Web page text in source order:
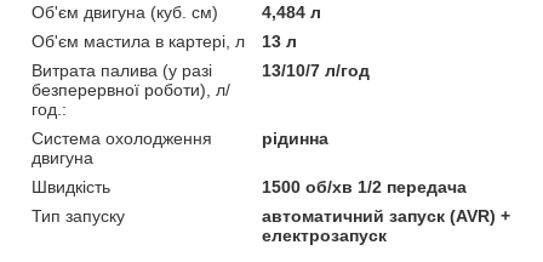
Об'єм двигуна (куб. см)
4,484 л
Об'єм мастила в картері, л
13 л
Витрата палива (у разі
безперервної роботи), л/
год.:
13/10/7 л/год
Система охолодження
двигуна
рідинна
Швидкість
1500 об/хв 1/2 передача
Тип запуску
автоматичний запуск (AVR) +
електрозапуск